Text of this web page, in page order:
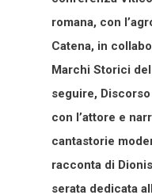
romana, con
Catena, in
Marchi Storici
seguire,
con l’attore e
cantastorie
racconta di
serata dedicata